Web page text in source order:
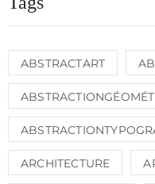
ABSTRACTART
ARCHITECTURE